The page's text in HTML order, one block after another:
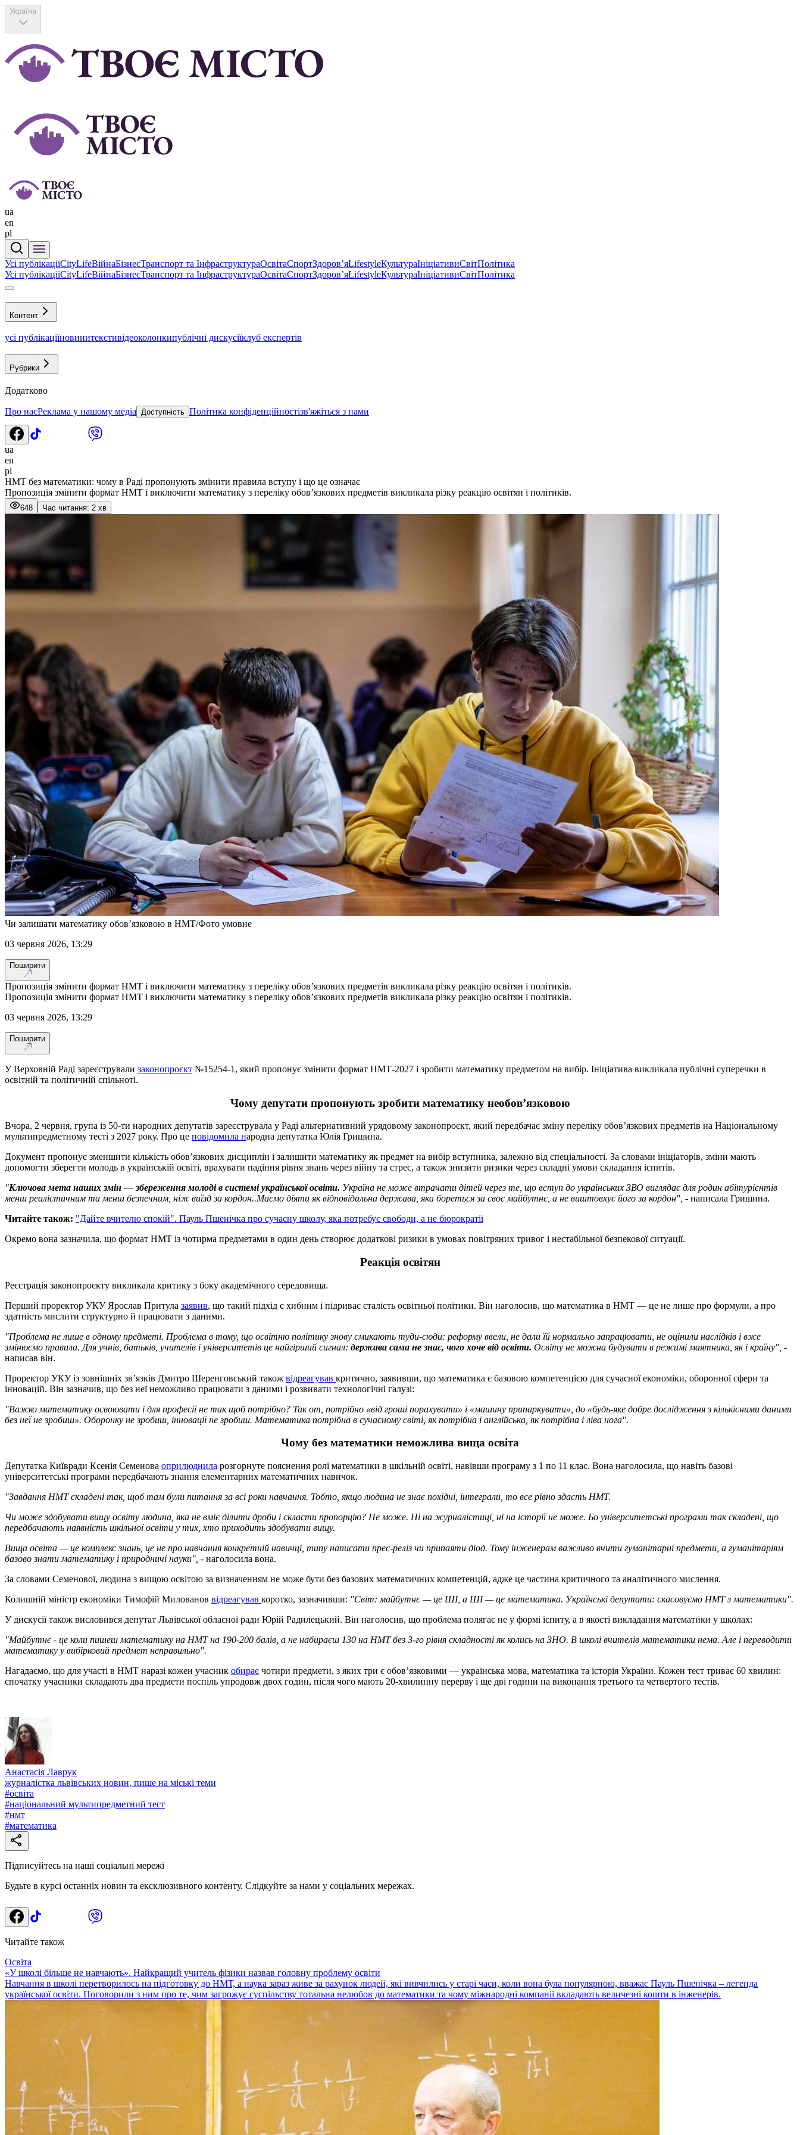
Україна
ua
en
pl
Усі публікаціїCityLifeВійнаБізнесТранспорт та ІнфраструктураОсвітаСпортЗдоровʼяLifestyleКультураІніціативиСвітПолітика
Усі публікаціїCityLifeВійнаБізнесТранспорт та ІнфраструктураОсвітаСпортЗдоровʼяLifestyleКультураІніціативиСвітПолітика
Контент
усі публікаціїновинитекстивідеоколонкипублічні дискусіїклуб експертів
Рубрики
Додатково
Про насРеклама у нашому медіа Доступність Політика конфіденційностізв'яжіться з нами
ua
en
pl
НМТ без математики: чому в Раді пропонують змінити правила вступу і що це означає
Пропозиція змінити формат НМТ і виключити математику з переліку обов’язкових предметів викликала різку реакцію освітян і політиків.
648 Час читання: 2 хв
Чи залишати математику обов’язковою в НМТ/Фото умовне
03 червня 2026, 13:29
Поширити
Пропозиція змінити формат НМТ і виключити математику з переліку обов’язкових предметів викликала різку реакцію освітян і політиків.
Пропозиція змінити формат НМТ і виключити математику з переліку обов’язкових предметів викликала різку реакцію освітян і політиків.
03 червня 2026, 13:29
Поширити
У Верховній Раді зареєстрували законопроєкт №15254-1, який пропонує змінити формат НМТ-2027 і зробити математику предметом на вибір. Ініціатива викликала публічні суперечки в
освітній та політичній спільноті.
Чому депутати пропонують зробити математику необов’язковою
Вчора, 2 червня, група із 50-ти народних депутатів зареєструвала у Раді альтернативний урядовому законопроєкт, який передбачає зміну переліку обов’язкових предметів на Національному
мультипредметному тесті з 2027 року. Про це повідомила народна депутатка Юлія Гришина.
Документ пропонує зменшити кількість обов’язкових дисциплін і залишити математику як предмет на вибір вступника, залежно від спеціальності. За словами ініціаторів, зміни мають
допомогти зберегти молодь в українській освіті, врахувати падіння рівня знань через війну та стрес, а також знизити ризики через складні умови складання іспитів.
"Ключова мета наших змін — збереження молоді в системі української освіти. Україна не може втрачати дітей через те, що вступ до українських ЗВО виглядає для родин абітурієнтів
менш реалістичним та менш безпечним, ніж виїзд за кордон..Маємо діяти як відповідальна держава, яка бореться за своє майбутнє, а не виштовхує його за кордон", - написала Гришина.
Читайте також: "Дайте вчителю спокій". Пауль Пшенічка про сучасну школу, яка потребує свободи, а не бюрократії
Окремо вона зазначила, що формат НМТ із чотирма предметами в один день створює додаткові ризики в умовах повітряних тривог і нестабільної безпекової ситуації.
Реакція освітян
Реєстрація законопроєкту викликала критику з боку академічного середовища.
Перший проректор УКУ Ярослав Притула заявив, що такий підхід є хибним і підриває сталість освітньої політики. Він наголосив, що математика в НМТ — це не лише про формули, а про
здатність мислити структурно й працювати з даними.
"Проблема не лише в одному предметі. Проблема в тому, що освітню політику знову смикають туди-сюди: реформу ввели, не дали їй нормально запрацювати, не оцінили наслідків і вже
змінюємо правила. Для учнів, батьків, учителів і університетів це найгірший сигнал: держава сама не знає, чого хоче від освіти. Освіту не можна будувати в режимі маятника, як і країну", -
написав він.
Проректор УКУ із зовнішніх зв’язків Дмитро Шеренговський також відреагував критично, заявивши, що математика є базовою компетенцією для сучасної економіки, оборонної сфери та
інновацій. Він зазначив, що без неї неможливо працювати з даними і розвивати технологічні галузі:
"Важко математику освоювати і для професії не так щоб потрібно? Так от, потрібно «від гроші порахувати» і «машину припаркувати», до «будь-яке добре дослідження з кількісними даними
без неї не зробиш». Оборонку не зробиш, інновації не зробиш. Математика потрібна в сучасному світі, як потрібна і англійська, як потрібна і ліва нога".
Чому без математики неможлива вища освіта
Депутатка Київради Ксенія Семенова оприлюднила розгорнуте пояснення ролі математики в шкільній освіті, навівши програму з 1 по 11 клас. Вона наголосила, що навіть базові
університетські програми передбачають знання елементарних математичних навичок.
"Завдання НМТ складені так, щоб там були питання за всі роки навчання. Тобто, якщо людина не знає похідні, інтеграли, то все рівно здасть НМТ.
Чи може здобувати вищу освіту людина, яка не вміє ділити дроби і скласти пропорцію? Не може. Ні на журналістиці, ні на історії не може. Бо університетські програми так складені, що
передбачають наявність шкільної освіти у тих, хто приходить здобувати вищу.
Вища освіта — це комплекс знань, це не про навчання конкретній навичці, типу написати прес-реліз чи припаяти діод. Тому інженерам важливо вчити гуманітарні предмети, а гуманітаріям
базово знати математику і природничі науки", - наголосила вона.
За словами Семенової, людина з вищою освітою за визначенням не може бути без базових математичних компетенцій, адже це частина критичного та аналітичного мислення.
Колишній міністр економіки Тимофій Милованов відреагував коротко, зазначивши: "Світ: майбутнє — це ШІ, а ШІ — це математика. Українські депутати: скасовуємо НМТ з математики".
У дискусії також висловився депутат Львівської обласної ради Юрій Радилецький. Він наголосив, що проблема полягає не у формі іспиту, а в якості викладання математики у школах:
"Майбутнє - це коли пишеш математику на НМТ на 190-200 балів, а не набираєш 130 на НМТ без 3-го рівня складності як колись на ЗНО. В школі вчителів математики нема. Але і переводити
математику у вибірковий предмет неправильно".
Нагадаємо, що для участі в НМТ наразі кожен учасник обирає чотири предмети, з яких три є обов’язковими — українська мова, математика та історія України. Кожен тест триває 60 хвилин:
спочатку учасники складають два предмети поспіль упродовж двох годин, після чого мають 20-хвилинну перерву і ще дві години на виконання третього та четвертого тестів.
Анастасія Лаврук
журналістка львівських новин, пише на міські теми
#освіта
#національний мультипредметний тест
#нмт
#математика
Підписуйтесь на наші соціальні мережі
Будьте в курсі останніх новин та ексклюзивного контенту. Слідкуйте за нами у соціальних мережах.
Читайте також
Освіта
«У школі більше не навчають». Найкращий учитель фізики назвав головну проблему освіти
Навчання в школі перетворилось на підготовку до НМТ, а наука зараз живе за рахунок людей, які вивчились у старі часи, коли вона була популярною, вважає Пауль Пшенічка – легенда
української освіти. Поговорили з ним про те, чим загрожує суспільству тотальна нелюбов до математики та чому міжнародні компанії вкладають величезні кошти в інженерів.